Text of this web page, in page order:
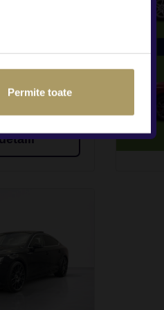
Permite toate
140.891Km